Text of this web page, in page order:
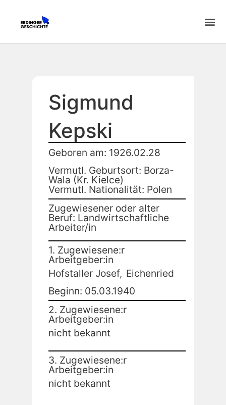
Sigmund
Kepski
Geboren am: 1926.02.28
Vermutl. Geburtsort: Borza-
Wala (Kr. Kielce)
Vermutl. Nationalität: Polen
Zugewiesener oder alter
Beruf: Landwirtschaftliche
Arbeiter/in
1. Zugewiesene:r
Arbeitgeber:in
Hofstaller Josef, Eichenried
Beginn: 05.03.1940
2. Zugewiesene:r
Arbeitgeber:in
nicht bekannt
3. Zugewiesene:r
Arbeitgeber:in
nicht bekannt